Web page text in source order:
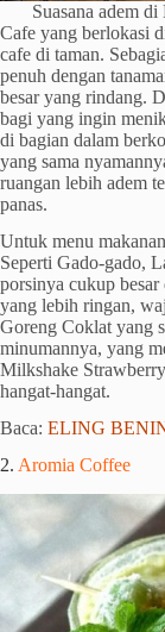
Suasana adem
Cafe yang berlokasi
cafe di taman.
penuh dengan
besar yang rindang.
bagi yang ingin
di bagian dalam
yang sama
ruangan lebih adem
panas.
Untuk menu
Seperti Gado-gado,
porsinya cukup
yang lebih ringan,
Goreng Coklat yang
minumannya, yang
Milkshake
hangat-hangat.
Baca: ELING
2. Aromia Coffee